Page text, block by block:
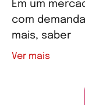
Em um
com
mais, saber
Ver mais